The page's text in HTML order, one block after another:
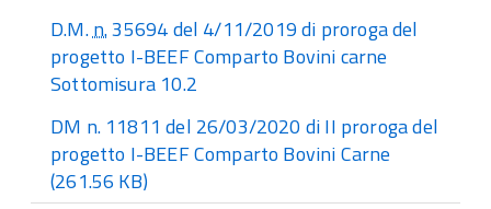
D.M.n.35694 del 4/11/2019 di proroga del
progetto I-BEEF Comparto Bovini carne
Sottomisura 10.2
DM n. 11811 del 26/03/2020 di II proroga del
progetto I-BEEF Comparto Bovini Carne
(261.56 KB)